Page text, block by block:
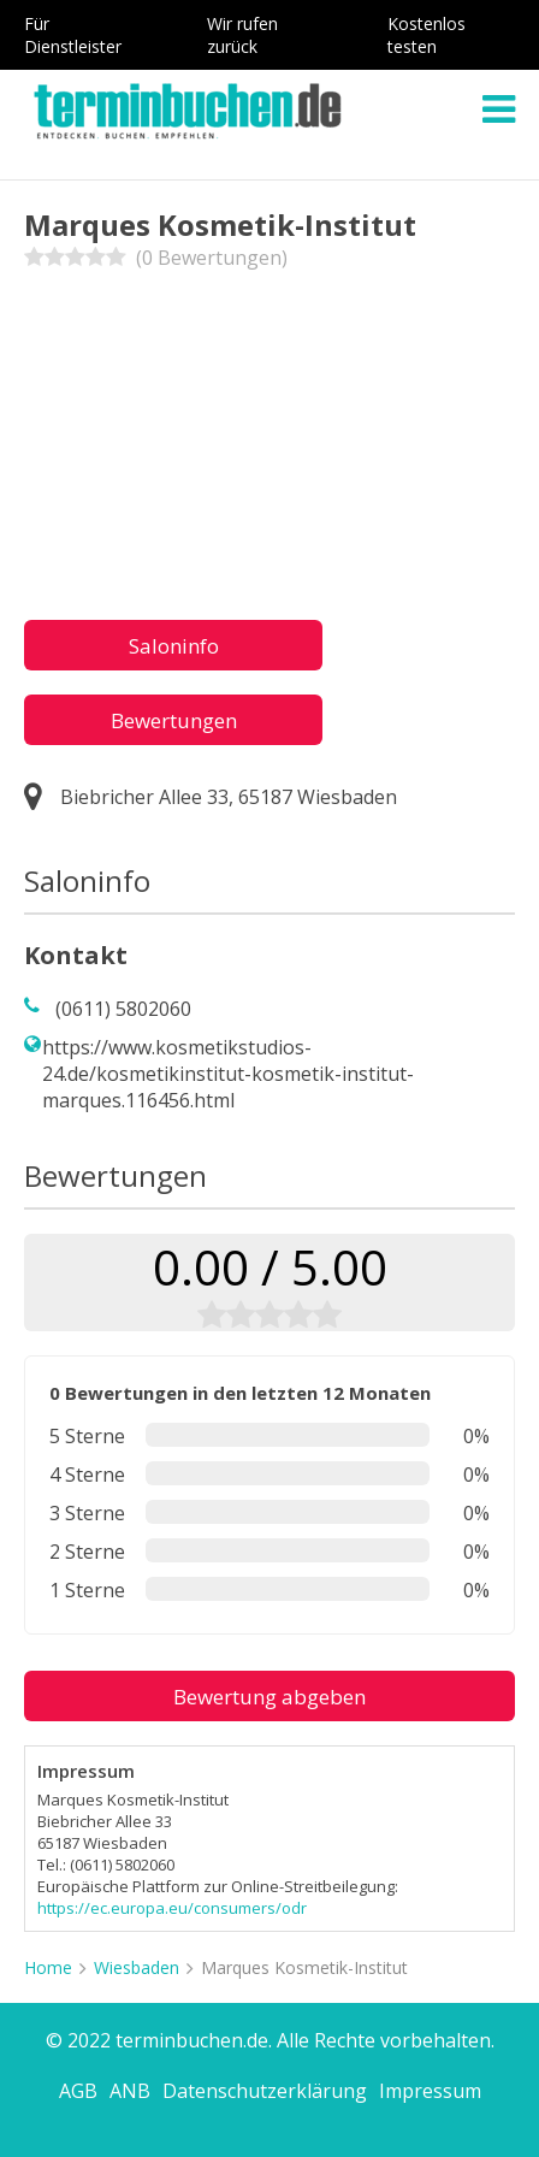
Für
Dienstleister
Wir rufen
zurück
Kostenlos
testen
Marques Kosmetik-Institut
(0 Bewertungen)
Saloninfo
Bewertungen
Biebricher Allee 33, 65187 Wiesbaden
Saloninfo
Kontakt
(0611) 5802060
https://www.kosmetikstudios-
24.de/kosmetikinstitut-kosmetik-institut-
marques.116456.html
Bewertungen
0.00 / 5.00
0 Bewertungen in den letzten 12 Monaten
5 Sterne
0%
4 Sterne
0%
3 Sterne
0%
2 Sterne
0%
1 Sterne
0%
Bewertung abgeben
Impressum
Marques Kosmetik-Institut
Biebricher Allee 33
65187 Wiesbaden
Tel.: (0611) 5802060
Europäische Plattform zur Online-Streitbeilegung:
https://ec.europa.eu/consumers/odr
Home Wiesbaden Marques Kosmetik-Institut
© 2022 terminbuchen.de. Alle Rechte vorbehalten.
AGB ANB Datenschutzerklärung Impressum